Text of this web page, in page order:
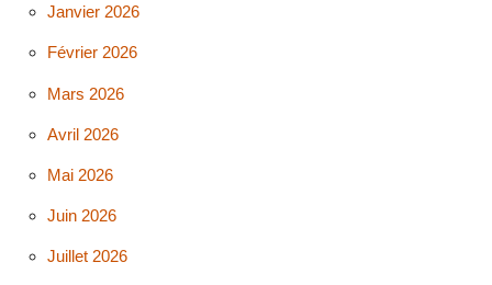
Janvier 2026
Février 2026
Mars 2026
Avril 2026
Mai 2026
Juin 2026
Juillet 2026